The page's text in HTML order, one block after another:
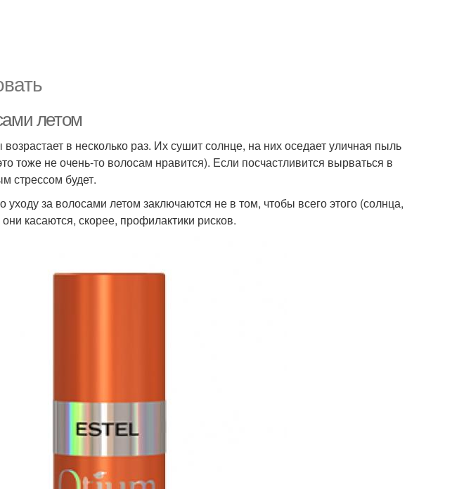
летом
в несколько раз. Их сушит солнце, на них оседает уличная пыль
тоже не очень-то волосам нравится). Если посчастливится вырваться в
стрессом будет.
за волосами летом заключаются не в том, чтобы всего этого (солнца,
касаются, скорее, профилактики рисков.